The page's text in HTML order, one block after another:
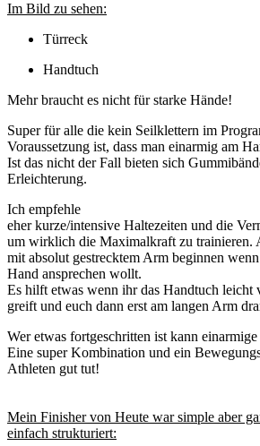
Im Bild zu sehen:
Türreck
Handtuch
Mehr braucht es nicht für starke Hände!
Super für alle die kein Seilklettern im
Voraussetzung ist, dass man einarmig am
Ist das nicht der Fall bieten sich
Erleichterung.
Ich empfehle
eher kurze/intensive Haltezeiten und die
um wirklich die Maximalkraft zu trainieren.
mit absolut gestrecktem Arm beginnen
Hand ansprechen wollt.
Es hilft etwas wenn ihr das Handtuch leicht
greift und euch dann erst am langen Arm
Wer etwas fortgeschritten ist kann
Eine super Kombination und ein
Athleten gut tut!
Mein Finisher von Heute war simple aber
einfach strukturiert: